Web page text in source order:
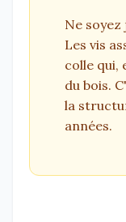
Ne soyez
Les vis
colle qui,
du bois.
la
années.